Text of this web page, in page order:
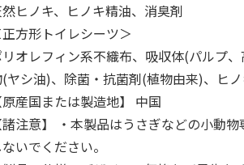
ド
獣医師開発 ニオイ
をとる砂専用 猫ト
イレ ナチュラルグ
1,550円
(送料別・税込)
デオトイレ 飛び散
らない消臭・抗菌サ
ンド 4L
1,320円
ヒノキ、ヒノキ精油、消臭剤
正方形トイレシーツ＞
オレフィン系不織布、吸収体(パルプ
ヤシ油)、除菌・抗菌剤(植物由来)、ヒ
原産国または製造地】 中国
諸注意】 ・本製品はうさぎなどの小動
ないでください。